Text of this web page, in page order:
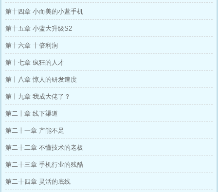
第十四章 小而美的小蓝手机
第十五章 小蓝大升级S2
第十六章 十倍利润
第十七章 疯狂的人才
第十八章 惊人的研发速度
第十九章 我成大佬了？
第二十章 线下渠道
第二十一章 产能不足
第二十二章 不懂技术的老板
第二十三章 手机行业的残酷
第二十四章 灵活的底线